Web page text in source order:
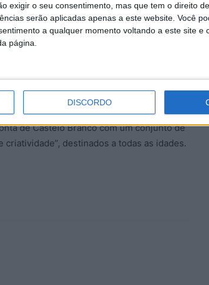
exigir o seu consentimento, mas que tem o direito
serão aplicadas apenas a este website. Você
a qualquer momento voltando a este site e
página.
DISCORDO
Taberna Seca e Lentiscais,
pelo Váatão – Teatro de Castelo
aos mais pequenos (1º ciclo
pela Companhia A BOLHA – Teatro
com “Ibéria”, da Companhia
de Castelo Branco com um conjunto de
destinados a todas as idades.